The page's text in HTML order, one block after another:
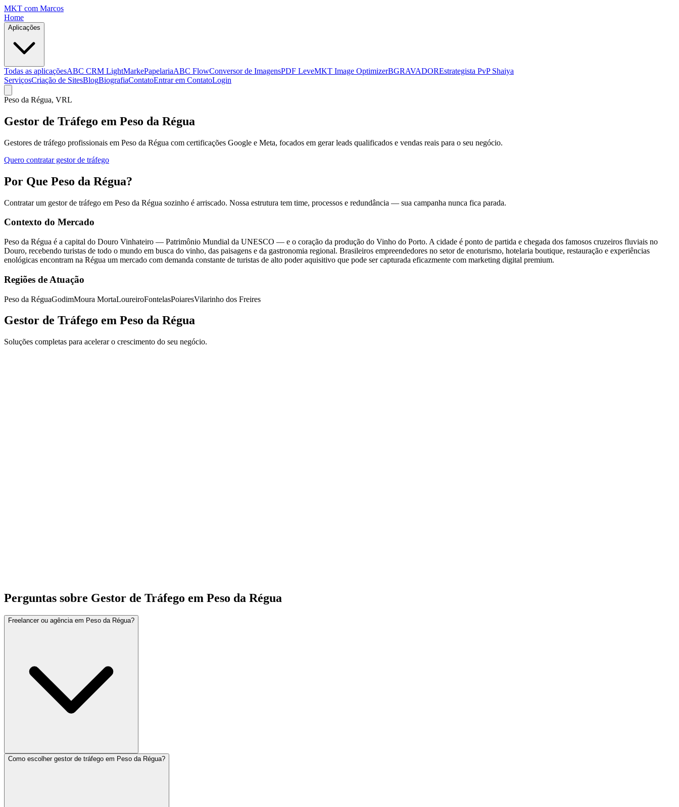
MKT com Marcos
Home
Aplicações
Todas as aplicaçõesABC CRM LightMarkePapelariaABC FlowConversor de ImagensPDF LeveMKT Image OptimizerBGRAVADOREstrategista PvP Shaiya
ServiçosCriação de SitesBlogBiografiaContatoEntrar em ContatoLogin
Peso da Régua, VRL
Gestor de Tráfego em Peso da Régua
Gestores de tráfego profissionais em Peso da Régua com certificações Google e Meta, focados em gerar leads qualificados e vendas reais para o seu negócio.
Quero contratar gestor de tráfego
Por Que Peso da Régua?
Contratar um gestor de tráfego em Peso da Régua sozinho é arriscado. Nossa estrutura tem time, processos e redundância — sua campanha nunca fica parada.
Contexto do Mercado
Peso da Régua é a capital do Douro Vinhateiro — Patrimônio Mundial da UNESCO — e o coração da produção do Vinho do Porto. A cidade é ponto de partida e chegada dos famosos cruzeiros fluviais no
Douro, recebendo turistas de todo o mundo em busca do vinho, das paisagens e da gastronomia regional. Brasileiros empreendedores no setor de enoturismo, hotelaria boutique, restauração e experiências
enológicas encontram na Régua um mercado com demanda constante de turistas de alto poder aquisitivo que pode ser capturada eficazmente com marketing digital premium.
Regiões de Atuação
Peso da RéguaGodimMoura MortaLoureiroFontelasPoiaresVilarinho dos Freires
Gestor de Tráfego em Peso da Régua
Soluções completas para acelerar o crescimento do seu negócio.
Perguntas sobre Gestor de Tráfego em Peso da Régua
Freelancer ou agência em Peso da Régua?
Como escolher gestor de tráfego em Peso da Régua?